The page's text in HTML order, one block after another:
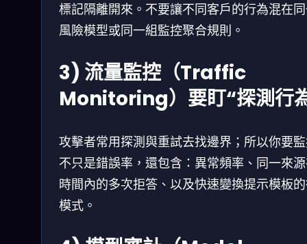
標記隔離開來。不要讓不同客戶的行為混在
風險模型或同一組監控聚合規則。
3) 流量監控（Traffic
Monitoring）要盯“探測行
攻擊者常用探測與重試去找邊界；所以你要
不只是錯誤率，還包含：異常頻率、同一來
時間內的多次拒答、以及快速變換提示模板
模式。